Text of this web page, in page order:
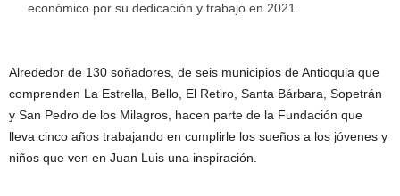
económico por su dedicación y trabajo en 2021.
Alrededor de 130 soñadores, de seis municipios de Antioquia que
comprenden La Estrella, Bello, El Retiro, Santa Bárbara, Sopetrán
y San Pedro de los Milagros, hacen parte de la Fundación que
lleva cinco años trabajando en cumplirle los sueños a los jóvenes y
niños que ven en Juan Luis una inspiración.